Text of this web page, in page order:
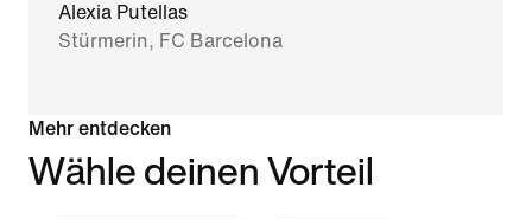
Alexia Putellas
Stürmerin, FC Barcelona
Mehr entdecken
Wähle deinen Vorteil